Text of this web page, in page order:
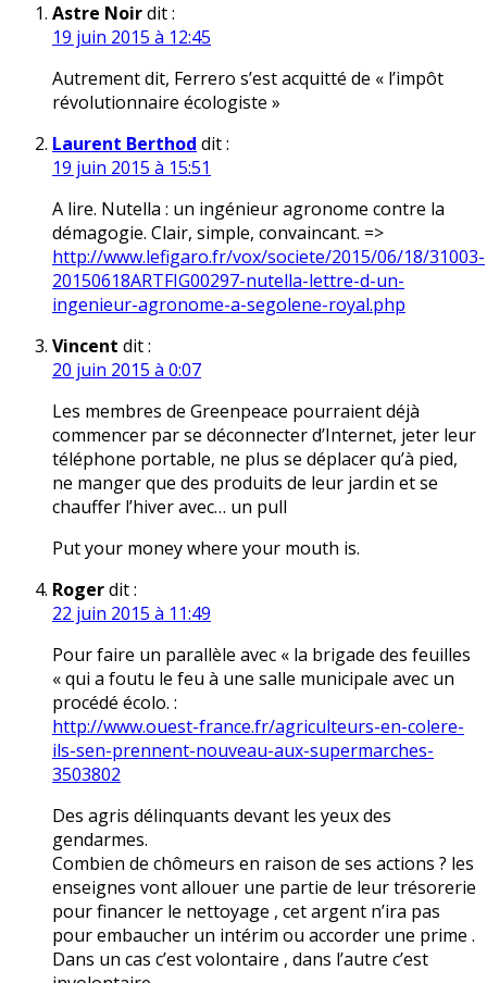
Astre Noirdit :
19 juin 2015 à 12:45
Autrement dit, Ferrero s’est acquitté de « l’impôt
révolutionnaire écologiste »
Laurent Berthod dit :
19 juin 2015 à 15:51
A lire. Nutella : un ingénieur agronome contre la
démagogie. Clair, simple, convaincant. =>
http://www.lefigaro.fr/vox/societe/2015/06/18/31003-
20150618ARTFIG00297-nutella-lettre-d-un-
ingenieur-agronome-a-segolene-royal.php
Vincent dit :
20 juin 2015 à 0:07
Les membres de Greenpeace pourraient déjà
commencer par se déconnecter d’Internet, jeter leur
téléphone portable, ne plus se déplacer qu’à pied,
ne manger que des produits de leur jardin et se
chauffer l’hiver avec… un pull
Put your money where your mouth is.
Rogerdit :
22 juin 2015 à 11:49
Pour faire un parallèle avec « la brigade des feuilles
« qui a foutu le feu à une salle municipale avec un
procédé écolo. :
http://www.ouest-france.fr/agriculteurs-en-colere-
ils-sen-prennent-nouveau-aux-supermarches-
3503802
Des agris délinquants devant les yeux des
gendarmes.
Combien de chômeurs en raison de ses actions ? les
enseignes vont allouer une partie de leur trésorerie
pour financer le nettoyage , cet argent n’ira pas
pour embaucher un intérim ou accorder une prime .
Dans un cas c’est volontaire , dans l’autre c’est